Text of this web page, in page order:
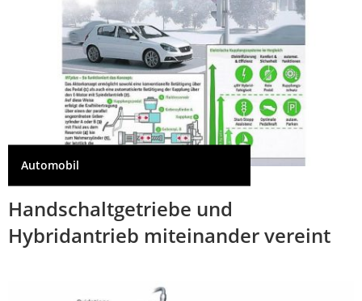
Automobil
Handschaltgetriebe und
Hybridantrieb miteinander vereint